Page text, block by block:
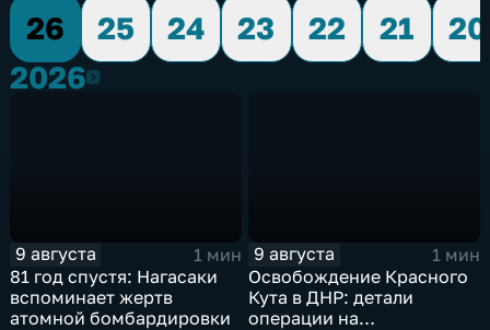
26
25 24 23 22 21
20
20262026
9 августа
1 мин
81 год спустя: Нагасаки
вспоминает жертв
атомной бомбардировки
9 августа
1 мин
Освобождение Красного
Кута в ДНР: детали
операции на